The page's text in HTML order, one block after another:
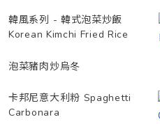
韓風系列 - 韓式泡菜炒飯
Korean Kimchi Fried Rice
泡菜豬肉炒烏冬
卡邦尼意大利粉 Spaghetti
Carbonara